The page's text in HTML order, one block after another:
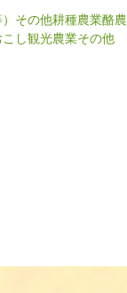
その他耕種農業酪農
し観光農業その他